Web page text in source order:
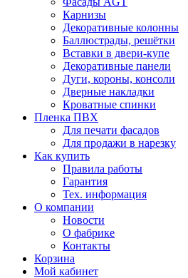
Карнизы
Декоративные колонны
Баллюстрады, решётки
Вставки в двери-купе
Декоративные панели
Дуги, короны, консоли
Дверные накладки
Кроватные спинки
Пленка ПВХ
Для печати фасадов
Для продажи в нарезку
Как купить
Правила работы
Гарантия
Тех. информация
О компании
Новости
О фабрике
Контакты
Корзина
Мой кабинет